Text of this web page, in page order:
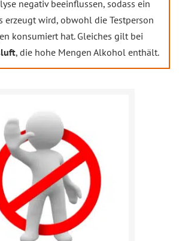
negativ beeinflussen, sodass ein
erzeugt wird, obwohl die Testperson
konsumiert hat. Gleiches gilt bei
, die hohe Mengen Alkohol enthält.